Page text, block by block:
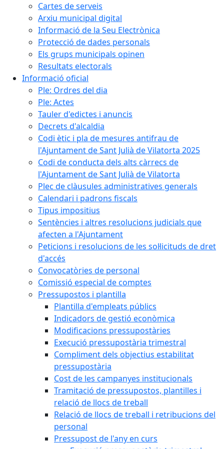
Cartes de serveis
Arxiu municipal digital
Informació de la Seu Electrònica
Protecció de dades personals
Els grups municipals opinen
Resultats electorals
Informació oficial
Ple: Ordres del dia
Ple: Actes
Tauler d'edictes i anuncis
Decrets d'alcaldia
Codi ètic i pla de mesures antifrau de
l'Ajuntament de Sant Julià de Vilatorta 2025
Codi de conducta dels alts càrrecs de
l'Ajuntament de Sant Julià de Vilatorta
Plec de clàusules administratives generals
Calendari i padrons fiscals
Tipus impositius
Sentències i altres resolucions judicials que
afecten a l'Ajuntament
Peticions i resolucions de les sol·licituds de dret
d'accés
Convocatòries de personal
Comissió especial de comptes
Pressupostos i plantilla
Plantilla d'empleats públics
Indicadors de gestió econòmica
Modificacions pressupostàries
Execució pressupostària trimestral
Compliment dels objectius estabilitat
pressupostària
Cost de les campanyes institucionals
Tramitació de pressupostos, plantilles i
relació de llocs de treball
Relació de llocs de treball i retribucions del
personal
Pressupost de l'any en curs